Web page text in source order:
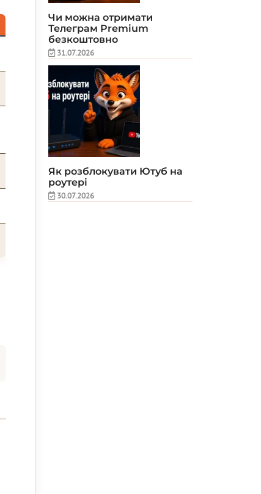
Чи можна отримати
Телеграм Premium
безкоштовно
31.07.2026
Як розблокувати Ютуб на
роутері
30.07.2026